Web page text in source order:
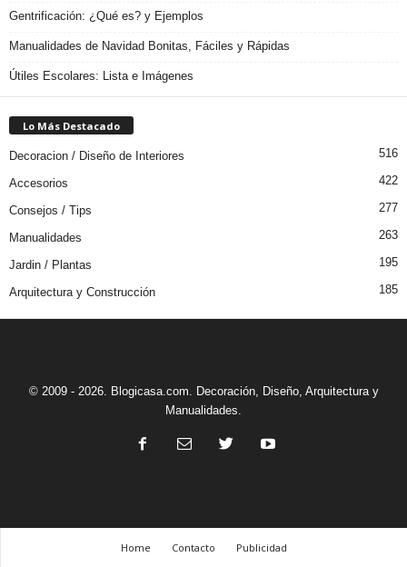
Gentrificación: ¿Qué es? y Ejemplos
Manualidades de Navidad Bonitas, Fáciles y Rápidas
Útiles Escolares: Lista e Imágenes
Lo Más Destacado
Decoracion / Diseño de Interiores 516
Accesorios 422
Consejos / Tips 277
Manualidades 263
Jardin / Plantas 195
Arquitectura y Construcción 185
© 2009 - 2026. Blogicasa.com. Decoración, Diseño, Arquitectura y
Manualidades.
Home Contacto Publicidad